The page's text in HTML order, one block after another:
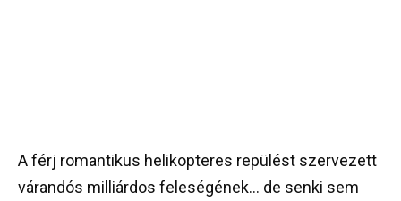
A férj romantikus helikopteres repülést szervezett
várandós milliárdos feleségének… de senki sem